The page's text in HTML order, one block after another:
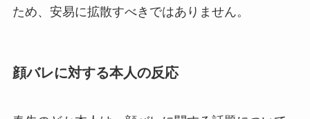
ため、安易に拡散すべきではありません。
顔バレに対する本人の反応